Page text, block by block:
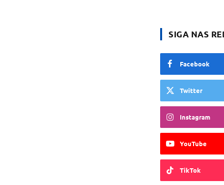
SIGA NAS
Facebook
Twitter
Instagram
YouTube
TikTok